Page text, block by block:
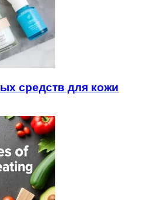
средств для кожи